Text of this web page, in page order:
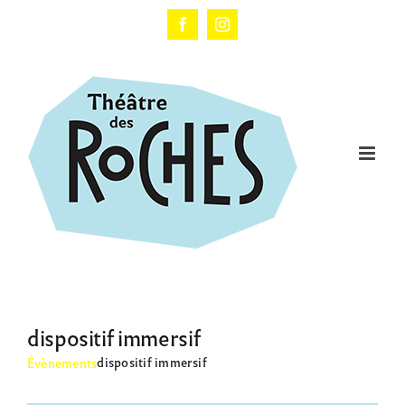
FacebookInstagram
dispositif immersif
Évènementsdispositif immersif